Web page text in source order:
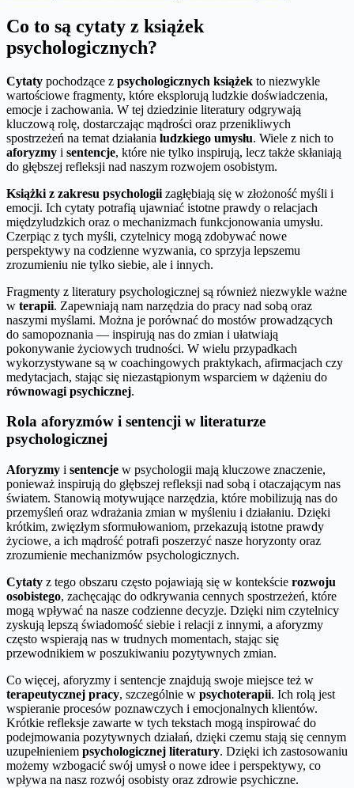
Co to są cytaty z książek
psychologicznych?
Cytaty pochodzące z psychologicznych książek to niezwykle
wartościowe fragmenty, które eksplorują ludzkie doświadczenia,
emocje i zachowania. W tej dziedzinie literatury odgrywają
kluczową rolę, dostarczając mądrości oraz przenikliwych
spostrzeżeń na temat działania ludzkiego umysłu. Wiele z nich to
aforyzmy i sentencje, które nie tylko inspirują, lecz także skłaniają
do głębszej refleksji nad naszym rozwojem osobistym.
Książki z zakresu psychologii zagłębiają się w złożoność myśli i
emocji. Ich cytaty potrafią ujawniać istotne prawdy o relacjach
międzyludzkich oraz o mechanizmach funkcjonowania umysłu.
Czerpiąc z tych myśli, czytelnicy mogą zdobywać nowe
perspektywy na codzienne wyzwania, co sprzyja lepszemu
zrozumieniu nie tylko siebie, ale i innych.
Fragmenty z literatury psychologicznej są również niezwykle ważne
w terapii. Zapewniają nam narzędzia do pracy nad sobą oraz
naszymi myślami. Można je porównać do mostów prowadzących
do samopoznania — inspirują nas do zmian i ułatwiają
pokonywanie życiowych trudności. W wielu przypadkach
wykorzystywane są w coachingowych praktykach, afirmacjach czy
medytacjach, stając się niezastąpionym wsparciem w dążeniu do
równowagi psychicznej.
Rola aforyzmów i sentencji w literaturze
psychologicznej
Aforyzmy i sentencje w psychologii mają kluczowe znaczenie,
ponieważ inspirują do głębszej refleksji nad sobą i otaczającym nas
światem. Stanowią motywujące narzędzia, które mobilizują nas do
przemyśleń oraz wdrażania zmian w myśleniu i działaniu. Dzięki
krótkim, zwięzłym sformułowaniom, przekazują istotne prawdy
życiowe, a ich mądrość potrafi poszerzyć nasze horyzonty oraz
zrozumienie mechanizmów psychologicznych.
Cytaty z tego obszaru często pojawiają się w kontekście rozwoju
osobistego, zachęcając do odkrywania cennych spostrzeżeń, które
mogą wpływać na nasze codzienne decyzje. Dzięki nim czytelnicy
zyskują lepszą świadomość siebie i relacji z innymi, a aforyzmy
często wspierają nas w trudnych momentach, stając się
przewodnikiem w poszukiwaniu pozytywnych zmian.
Co więcej, aforyzmy i sentencje znajdują swoje miejsce też w
terapeutycznej pracy, szczególnie w psychoterapii. Ich rolą jest
wspieranie procesów poznawczych i emocjonalnych klientów.
Krótkie refleksje zawarte w tych tekstach mogą inspirować do
podejmowania pozytywnych działań, dzięki czemu stają się cennym
uzupełnieniem psychologicznej literatury. Dzięki ich zastosowaniu
możemy wzbogacić swój umysł o nowe idee i perspektywy, co
wpływa na nasz rozwój osobisty oraz zdrowie psychiczne.